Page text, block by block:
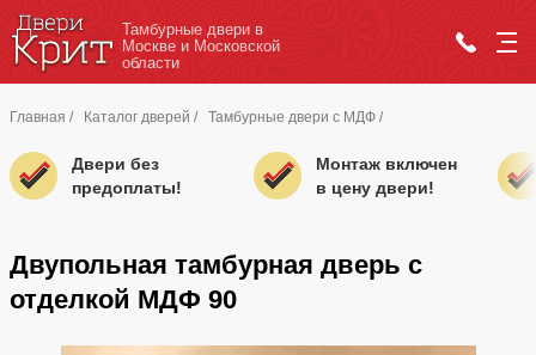
Тамбурные двери в
Москве и Московской
области
Главная / Каталог дверей / Тамбурные двери с МДФ /
Двери без
предоплаты!
Монтаж включен
в цену двери!
Двупольная тамбурная дверь с
отделкой МДФ 90